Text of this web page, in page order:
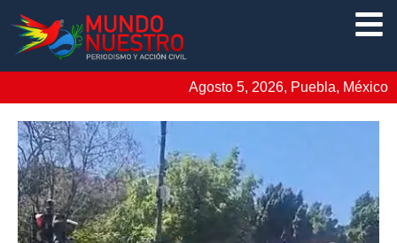
Agosto 5, 2026, Puebla, México